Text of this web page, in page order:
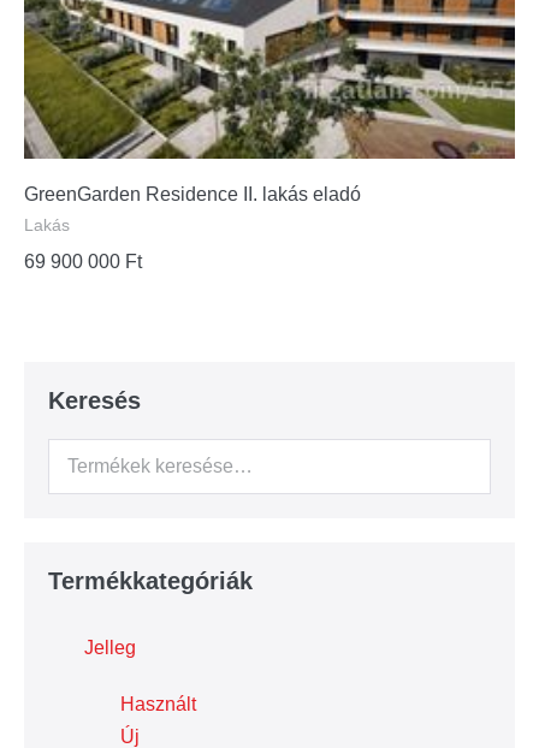
GreenGarden Residence II. lakás eladó
Lakás
69 900 000 Ft
Keresés
Termékkategóriák
Jelleg
Használt
Új